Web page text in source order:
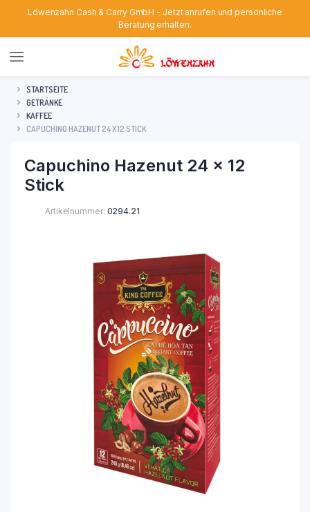
Löwenzahn Cash & Carry GmbH - Jetzt anrufen und persönliche
Beratung erhalten.
STARTSEITE
GETRÄNKE
KAFFEE
CAPUCHINO HAZENUT 24 X 12 STICK
Capuchino Hazenut 24 x 12
Stick
Artikelnummer: 0294.21